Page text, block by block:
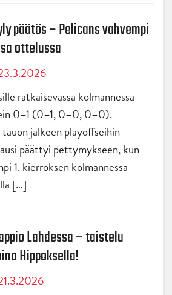
päätös – Pelicans vahvempi
ottelussa
ratkaisevassa kolmannessa
0–1 (0–1, 0–0, 0–0).
jälkeen playoffseihin
päättyi pettymykseen, kun
1. kierroksen kolmannessa
[…]
Lahdessa – taistelu
Hippoksella!